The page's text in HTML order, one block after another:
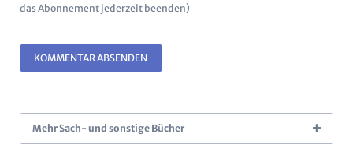
das Abonnement jederzeit beenden)
KOMMENTAR ABSENDEN
Mehr Sach- und sonstige Bücher